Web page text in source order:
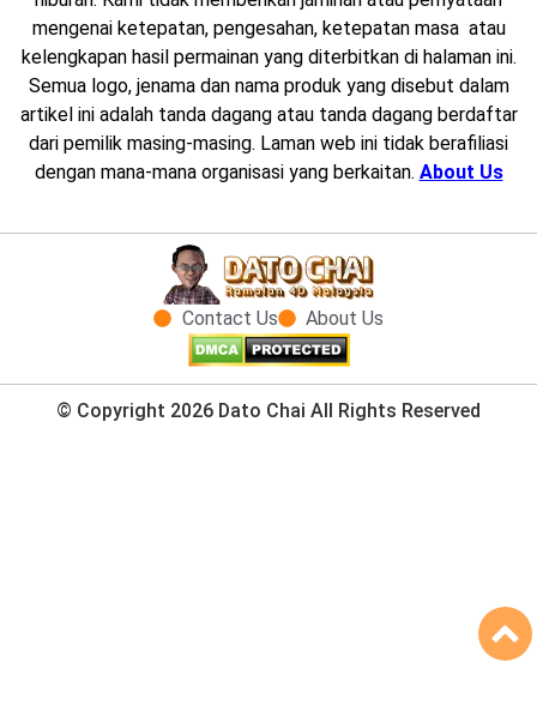
mengenai ketepatan, pengesahan, ketepatan masa atau
kelengkapan hasil permainan yang diterbitkan di halaman ini.
Semua logo, jenama dan nama produk yang disebut dalam
artikel ini adalah tanda dagang atau tanda dagang berdaftar
dari pemilik masing-masing. Laman web ini tidak berafiliasi
dengan mana-mana organisasi yang berkaitan. About Us
Contact Us About Us
© Copyright 2026 Dato Chai All Rights Reserved